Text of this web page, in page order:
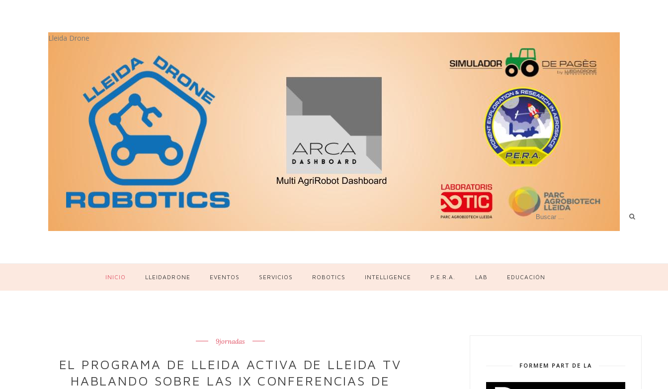
Lleida Drone
INICIO LLEIDADRONE EVENTOS SERVICIOS ROBOTICS INTELLIGENCE P.E.R.A. LAB EDUCACIÓN
9jornadas
EL PROGRAMA DE LLEIDA ACTIVA DE LLEIDA TV
HABLANDO SOBRE LAS IX CONFERENCIAS DE
FORMEM PART DE LA